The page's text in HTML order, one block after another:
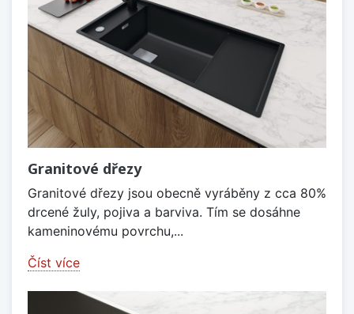
Granitové dřezy
Granitové dřezy jsou obecně vyráběny z cca 80%
drcené žuly, pojiva a barviva. Tím se dosáhne
kameninovému povrchu,...
Číst více